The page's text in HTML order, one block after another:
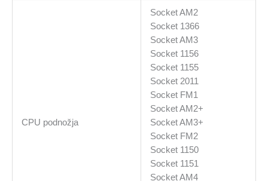
CPU podnožja
Socket AM2
Socket 1366
Socket AM3
Socket 1156
Socket 1155
Socket 2011
Socket FM1
Socket AM2+
Socket AM3+
Socket FM2
Socket 1150
Socket 1151
Socket AM4